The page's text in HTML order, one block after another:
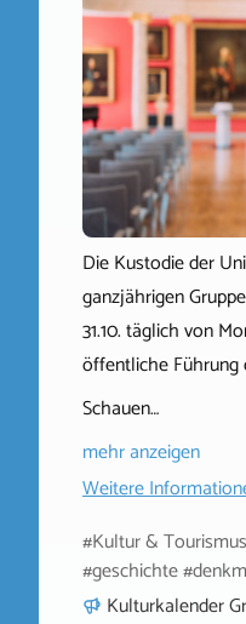
Die Kustodie der
ganzjährigen
31.10. täglich von
öffentliche Führung
Schauen…
mehr anzeigen
Weitere
#Kultur &
#geschichte
Kulturkalender